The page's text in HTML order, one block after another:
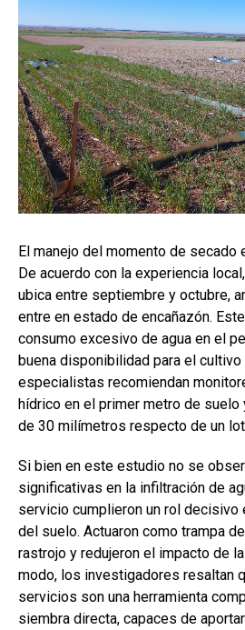
El manejo del momento de secado
De acuerdo con la experiencia
ubica entre septiembre y octubre,
entre en estado de encañazón.
consumo excesivo de agua en el
buena disponibilidad para el
especialistas recomiendan
hídrico en el primer metro de suelo
de 30 milímetros respecto de un
Si bien en este estudio no se
significativas en la infiltración de
servicio cumplieron un rol
del suelo. Actuaron como trampa
rastrojo y redujeron el impacto de
modo, los investigadores resaltan
servicios son una herramienta
siembra directa, capaces de